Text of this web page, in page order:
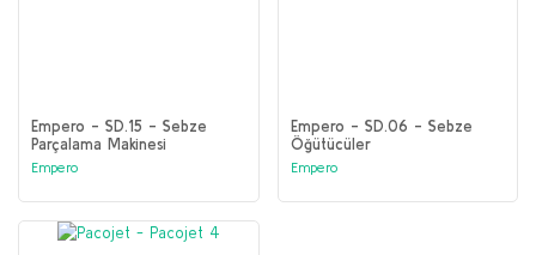
Empero - SD.15 - Sebze
Parçalama Makinesi
Empero
Empero - SD.06 - Sebze
Öğütücüler
Empero